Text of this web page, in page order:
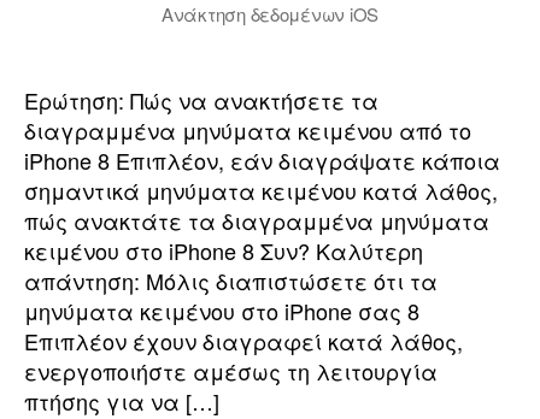
Ανάκτηση δεδομένων iOS
Ερώτηση: Πώς να ανακτήσετε τα
διαγραμμένα μηνύματα κειμένου από το
iPhone 8 Επιπλέον, εάν διαγράψατε κάποια
σημαντικά μηνύματα κειμένου κατά λάθος,
πώς ανακτάτε τα διαγραμμένα μηνύματα
κειμένου στο iPhone 8 Συν? Καλύτερη
απάντηση: Μόλις διαπιστώσετε ότι τα
μηνύματα κειμένου στο iPhone σας 8
Επιπλέον έχουν διαγραφεί κατά λάθος,
ενεργοποιήστε αμέσως τη λειτουργία
πτήσης για να […]